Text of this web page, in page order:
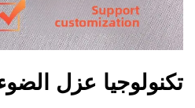
تكنولوجيا عزل